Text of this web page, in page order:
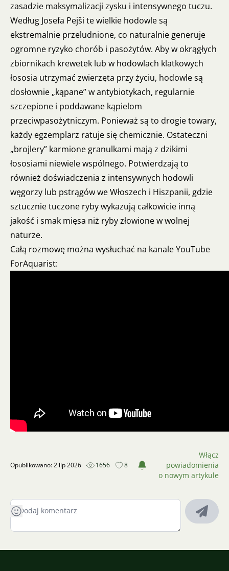
zasadzie maksymalizacji zysku i intensywnego tuczu.
Według Josefa Pejši te wielkie hodowle są
ekstremalnie przeludnione, co naturalnie generuje
ogromne ryzyko chorób i pasożytów. Aby w okrągłych
zbiornikach krewetek lub w hodowlach klatkowych
łososia utrzymać zwierzęta przy życiu, hodowle są
dosłownie „kąpane” w antybiotykach, regularnie
szczepione i poddawane kąpielom
przeciwpasożytniczym. Ponieważ są to drogie towary,
każdy egzemplarz ratuje się chemicznie. Ostateczni
„brojlery” karmione granulkami mają z dzikimi
łososiami niewiele wspólnego. Potwierdzają to
również doświadczenia z intensywnych hodowli
węgorzy lub pstrągów we Włoszech i Hiszpanii, gdzie
sztucznie tuczone ryby wykazują całkowicie inną
jakość i smak mięsa niż ryby złowione w wolnej
naturze.
Całą rozmowę można wysłuchać na kanale YouTube
ForAquarist:
Opublikowano: 2 lip 2026 1656 8
Włącz
powiadomienia
o nowym artykule